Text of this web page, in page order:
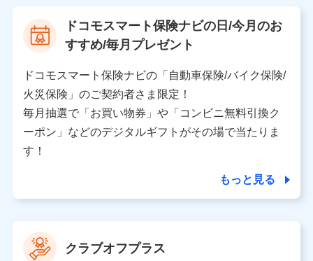
当社又は株式会社NTTドコモが提供する保険関連サービ
スにおけるユーザ登録受付および管理のため
を受けている保険会社・提携会社の保険その他に関する
情報を提供するため、また維持管理等の委託業務遂行の
ため、またそれらに付帯、関連する当社、株式会社NTT
ドコモおよび提携会社のサービスを案内、提供するため
（各サービスで取得したサービス利用履歴、ウェブサイ
トの閲覧履歴、購買履歴、ご契約内容等のパーソナルデ
ータを分析して、お客さまの趣味・嗜好・傾向に応じた
上記に係る案内・手続き・管理等付帯業務を行うため
【当該個人データの管理について責任を有する者の名称・住
ドコモスマート保険ナビの日/今月のお
すすめ/毎月プレゼント
ドコモスマート保険ナビの「自動車保険/バイク保険/
火災保険」のご契約者さま限定！
毎月抽選で「お買い物券」や「コンビニ無料引換ク
ーポン」などのデジタルギフトがその場で当たりま
す！
もっと見る
クラブオフプラス